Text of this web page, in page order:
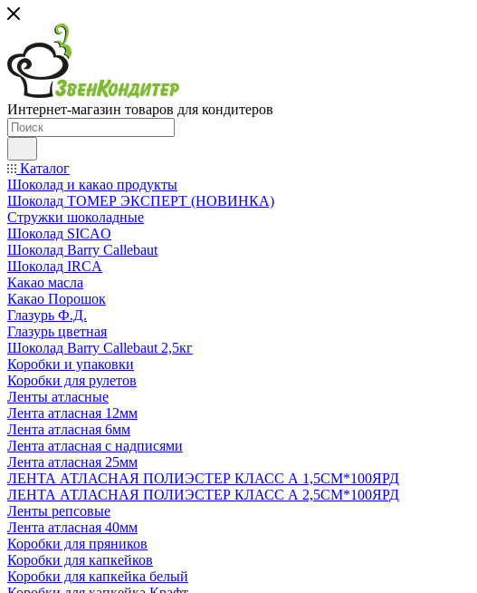
Интернет-магазин товаров для кондитеров
Каталог
Шоколад и какао продукты
Шоколад ТОМЕР ЭКСПЕРТ (НОВИНКА)
Стружки шоколадные
Шоколад SICAO
Шоколад Barry Callebaut
Шоколад IRCA
Какао масла
Какао Порошок
Глазурь Ф.Д.
Глазурь цветная
Шоколад Barry Callebaut 2,5кг
Коробки и упаковки
Коробки для рулетов
Ленты атласные
Лента атласная 12мм
Лента атласная 6мм
Лента атласная с надписями
Лента атласная 25мм
ЛЕНТА АТЛАСНАЯ ПОЛИЭСТЕР КЛАСС А 1,5СМ*100ЯРД
ЛЕНТА АТЛАСНАЯ ПОЛИЭСТЕР КЛАСС А 2,5СМ*100ЯРД
Ленты репсовые
Лента атласная 40мм
Коробки для пряников
Коробки для капкейков
Коробки для капкейка белый